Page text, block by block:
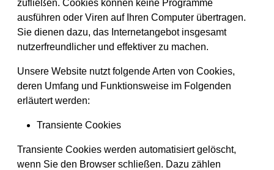
zufließen. Cookies können keine Programme
ausführen oder Viren auf Ihren Computer übertragen.
Sie dienen dazu, das Internetangebot insgesamt
nutzerfreundlicher und effektiver zu machen.
Unsere Website nutzt folgende Arten von Cookies,
deren Umfang und Funktionsweise im Folgenden
erläutert werden:
Transiente Cookies
Transiente Cookies werden automatisiert gelöscht,
wenn Sie den Browser schließen. Dazu zählen